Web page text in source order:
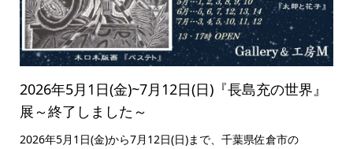
2026年5月1日(金)~7月12日(日)『長島充の世界』
展～終了しました～
2026年5月1日(金)から7月12日(日)まで、千葉県佐倉市の